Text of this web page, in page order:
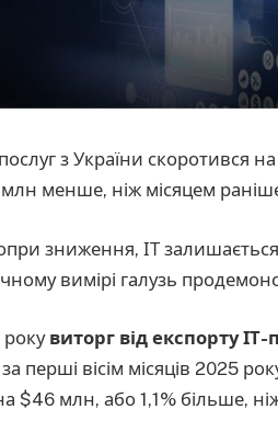
з України скоротився
менше, ніж місяцем
зниження, ІТ
вимірі галузь
виторг від експорту ІТ-
перші вісім місяців 2025
$46 млн, або 1,1% більше,